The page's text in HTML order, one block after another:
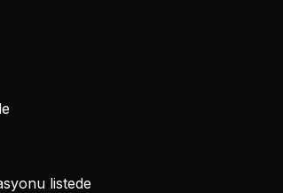
listede